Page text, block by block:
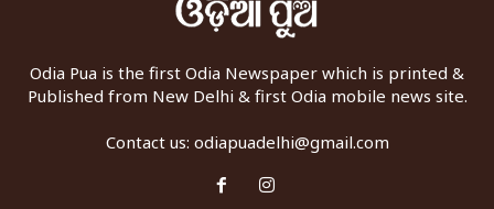
Odia Pua is the first Odia Newspaper which is printed &
Published from New Delhi & first Odia mobile news site.
Contact us: odiapuadelhi@gmail.com